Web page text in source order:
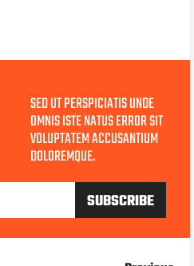
SED UT PERSPICIATIS UNDE
OMNIS ISTE NATUS ERROR SIT
VOLUPTATEM ACCUSANTIUM
DOLOREMQUE.